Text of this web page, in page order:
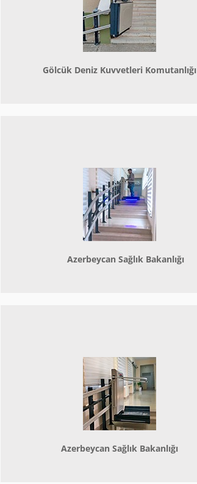
Gölcük Deniz Kuvvetleri Komutanlığı
Azerbeycan Sağlık Bakanlığı
Azerbeycan Sağlık Bakanlığı